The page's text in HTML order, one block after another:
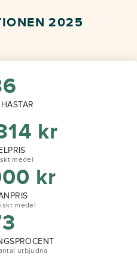
2025
kr
medel
kr
medel
utbjudna